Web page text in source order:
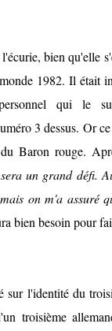
bien qu'elle
1982. Il était
qui le
3 dessus. Or
Baron rouge.
un grand défi.
on m'a assuré
bien besoin pour
sur l'identité du
troisième